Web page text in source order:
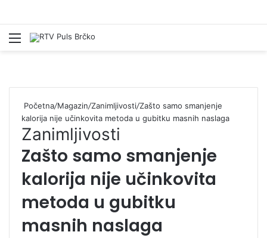
Izbornik
Početna/Magazin/Zanimljivosti/Zašto samo smanjenje
kalorija nije učinkovita metoda u gubitku masnih naslaga
Zanimljivosti
Zašto samo smanjenje
kalorija nije učinkovita
metoda u gubitku
masnih naslaga